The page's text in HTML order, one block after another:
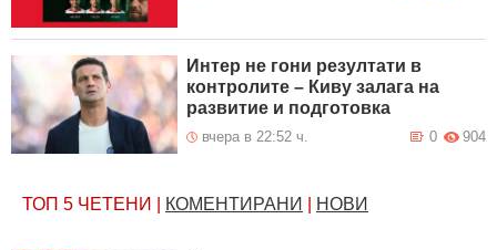
Интер не гони резултати в
контролите – Киву залага на
развитие и подготовка
вчера в 22:52 ч. 904
0
ТОП 5 ЧЕТЕНИ КОМЕНТИРАНИ НОВИ